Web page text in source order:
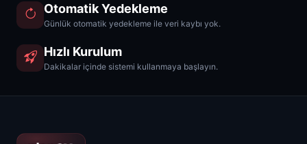
Otomatik Yedekleme
Günlük otomatik yedekleme ile veri kaybı yok.
Hızlı Kurulum
Dakikalar içinde sistemi kullanmaya başlayın.